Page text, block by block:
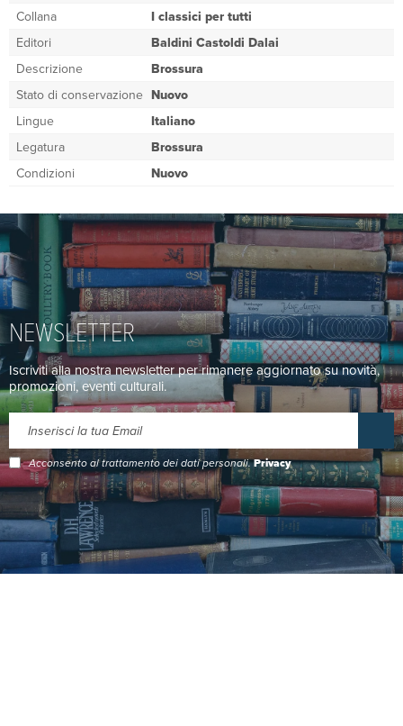
Collana
I classici per tutti
Editori
Baldini Castoldi Dalai
Descrizione
Brossura
Stato di conservazione Nuovo
Lingue
Italiano
Legatura
Brossura
Condizioni
Nuovo
NEWSLETTER
Iscriviti alla nostra newsletter per rimanere aggiornato su novità,
promozioni, eventi culturali.
Acconsento al trattamento dei dati personali.Privacy